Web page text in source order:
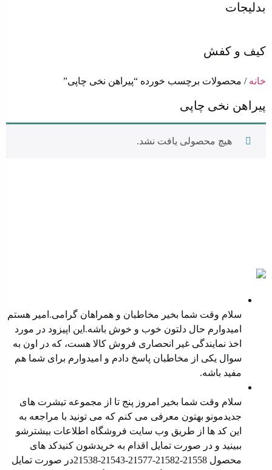
بدلیجات
کیف و کفش
خانه / محصولات برچسب خورده “پیراهن نخی چاپی”
پیراهن نخی چاپی
هیچ محصولی یافت نشد.
سلام وقت شما بخیر مخاطبان و همراهان گرامی.امیر هستم
امیدوارم حال دلتون خوب و خوش باشه.این اپیزود در مورد
اخذ نمایندگی غیر انحصاری فروش کالا هست، که در اون به
سوال یکی از مخاطبان پاسخ دادم و امیدوارم برای شما هم
مفید باشه.
سلام وقت شما بخیر امروز پنج تا از مجموعه تیشرت های
جدیدمونو بهتون معرفی می کنم که می تونید با مراجعه به
این کد ها از طریق وب سایت ⁠فروشگاه ⁠اطلاعات بیشترشو
ببینید و در صورت تمایل اقدام به خریدشون کنیدکد های
محصول ⁠21558-21582-21577⁠-⁠21543⁠-⁠21538⁠در صورت تمایل